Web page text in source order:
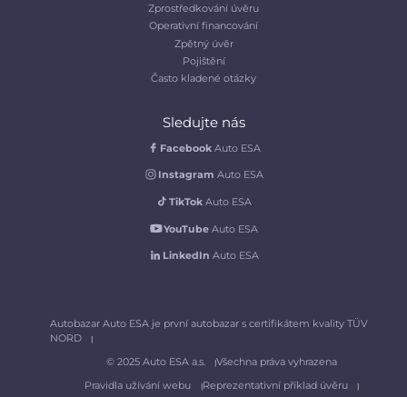
Zprostředkování úvěru
Operativní financování
Zpětný úvěr
Pojištění
Často kladené otázky
Sledujte nás
Facebook Auto ESA
Instagram Auto ESA
TikTok Auto ESA
YouTubeAuto ESA
LinkedIn Auto ESA
Autobazar Auto ESA je první autobazar s certifikátem kvality TÜV
NORD
© 2025 Auto ESA a.s.
Všechna práva vyhrazena
Pravidla užívání webu
Reprezentativní příklad úvěru